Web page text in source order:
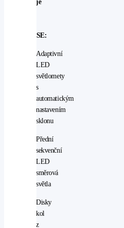
obsahuje
INTENSE:
Adaptivní
LED
světlomety
s
automatickým
nastavením
sklonu
Přední
sekvenční
LED
směrová
světla
Disky
kol
z